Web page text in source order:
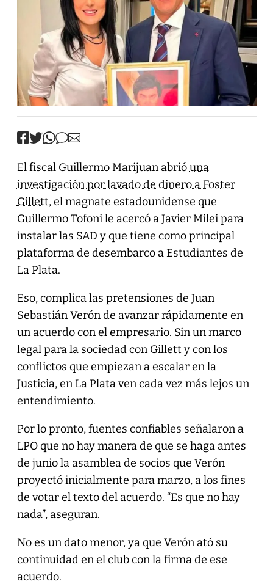
El fiscal Guillermo Marijuan abrióuna
investigación por lavado de dinero a Foster
Gillett, el magnate estadounidense que
Guillermo Tofoni le acercó a Javier Milei para
instalar las SAD y que tiene como principal
plataforma de desembarco a Estudiantes de
La Plata.
Eso, complica las pretensiones de Juan
Sebastián Verón de avanzar rápidamente en
un acuerdo con el empresario. Sin un marco
legal para la sociedad con Gillett y con los
conflictos que empiezan a escalar en la
Justicia, en La Plata ven cada vez más lejos un
entendimiento.
Por lo pronto, fuentes confiables señalaron a
LPO que no hay manera de que se haga antes
de junio la asamblea de socios que Verón
proyectó inicialmente para marzo, a los fines
de votar el texto del acuerdo. “Es que no hay
nada”, aseguran.
No es un dato menor, ya que Verón ató su
continuidad en el club con la firma de ese
acuerdo.